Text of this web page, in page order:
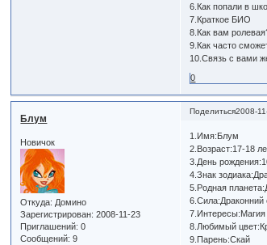
6.Как попали в
7.Краткое БИО
8.Как вам
9.Как часто
10.Связь с вами
0
Поделиться2008-
Блум
Новичок
Откуда: Домино
Зарегистрирован: 2008-11-23
Приглашений: 0
Сообщений: 9
1.Имя:Блум
2.Возраст:17-18
3.День
4.Знак
5.Родная
6.Сила:Драконний
8.Любимый
9.Парень:Скай